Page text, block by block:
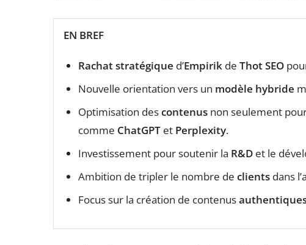
EN BREF
Rachat stratégique d’Empirik de Thot SEO
Nouvelle orientation vers un modèle hybride
Optimisation descontenus non seulement
comme ChatGPT et Perplexity.
Investissement pour soutenir la R&D et le
Ambition de tripler le nombre de clients dans
Focus sur la création de contenus